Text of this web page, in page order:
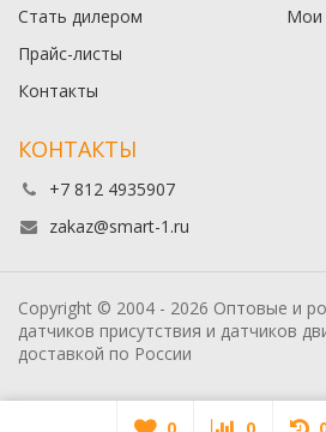
Стать дилером
Прайс-листы
Контакты
Мои
КОНТАКТЫ
+7 812 4935907
zakaz@smart-1.ru
Copyright © 2004 - 2026 Оптовые и
датчиков присутствия и датчиков
доставкой по России